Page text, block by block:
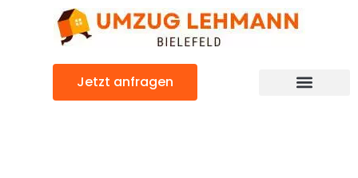
Jetzt anfragen